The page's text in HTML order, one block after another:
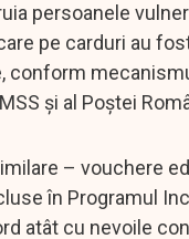
persoanele
pe carduri au
conform
și al Poștei
– vouchere
în Programul
atât cu nevoile